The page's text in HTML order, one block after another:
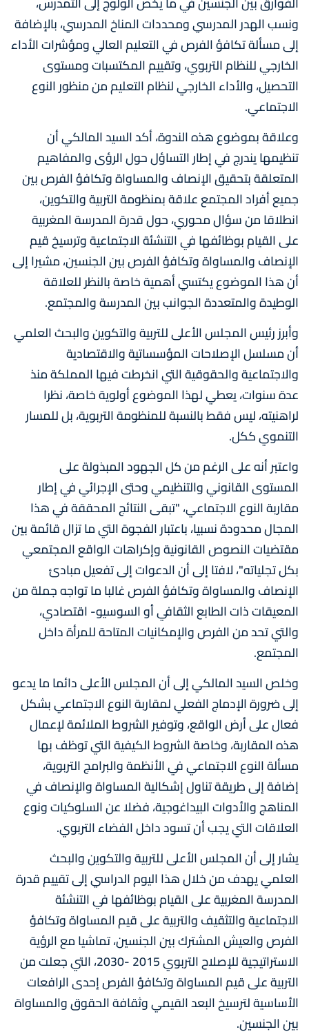
ونسب الهدر المدرسي ومحددات المناخ المدرسي، بالإضافة
إلى مسألة تكافؤ الفرص في التعليم العالي ومؤشرات الأداء
الخارجي للنظام التربوي، وتقييم المكتسبات ومستوى
التحصيل، والأداء الخارجي لنظام التعليم من منظور النوع
الاجتماعي.
وعلاقة بموضوع هذه الندوة، أكد السيد المالكي أن
تنظيمها يندرج في إطار التساؤل حول الرؤى والمفاهيم
المتعلقة بتحقيق الإنصاف والمساواة وتكافؤ الفرص بين
جميع أفراد المجتمع علاقة بمنظومة التربية والتكوين،
انطلاقا من سؤال محوري، حول قدرة المدرسة المغربية
على القيام بوظائفها في التنشئة الاجتماعية وترسيخ قيم
الإنصاف والمساواة وتكافؤ الفرص بين الجنسين، مشيرا إلى
أن هذا الموضوع يكتسي أهمية خاصة بالنظر للعلاقة
الوطيدة والمتعددة الجوانب بين المدرسة والمجتمع.
وأبرز رئيس المجلس الأعلى للتربية والتكوين والبحث العلمي
أن مسلسل الإصلاحات المؤسساتية والاقتصادية
والاجتماعية والحقوقية التي انخرطت فيها المملكة منذ
عدة سنوات، يعطي لهذا الموضوع أولوية خاصة، نظرا
لراهنيته، ليس فقط بالنسبة للمنظومة التربوية، بل للمسار
التنموي ككل.
واعتبر أنه على الرغم من كل الجهود المبذولة على
المستوى القانوني والتنظيمي وحتى الإجرائي في إطار
مقاربة النوع الاجتماعي، "تبقى النتائج المحققة في هذا
المجال محدودة نسبيا، باعتبار الفجوة التي ما تزال قائمة بين
مقتضيات النصوص القانونية وإكراهات الواقع المجتمعي
بكل تجلياته"، لافتا إلى أن الدعوات إلى تفعيل مبادئ
الإنصاف والمساواة وتكافؤ الفرص غالبا ما تواجه جملة من
المعيقات ذات الطابع الثقافي أو السوسيو- اقتصادي،
والتي تحد من الفرص والإمكانيات المتاحة للمرأة داخل
المجتمع.
وخلص السيد المالكي إلى أن المجلس الأعلى دائما ما يدعو
إلى ضرورة الإدماج الفعلي لمقاربة النوع الاجتماعي بشكل
فعال على أرض الواقع، وتوفير الشروط الملائمة لإعمال
هذه المقاربة، وخاصة الشروط الكيفية التي توظف بها
مسألة النوع الاجتماعي في الأنظمة والبرامج التربوية،
إضافة إلى طريقة تناول إشكالية المساواة والإنصاف في
المناهج والأدوات البيداغوجية، فضلا عن السلوكيات ونوع
العلاقات التي يجب أن تسود داخل الفضاء التربوي.
يشار إلى أن المجلس الأعلى للتربية والتكوين والبحث
العلمي يهدف من خلال هذا اليوم الدراسي إلى تقييم قدرة
المدرسة المغربية على القيام بوظائفها في التنشئة
الاجتماعية والتثقيف والتربية على قيم المساواة وتكافؤ
الفرص والعيش المشترك بين الجنسين، تماشيا مع الرؤية
الاستراتيجية للإصلاح التربوي 2015 -2030، التي جعلت من
التربية على قيم المساواة وتكافؤ الفرص إحدى الرافعات
الأساسية لترسيخ البعد القيمي وثقافة الحقوق والمساواة
بين الجنسين.